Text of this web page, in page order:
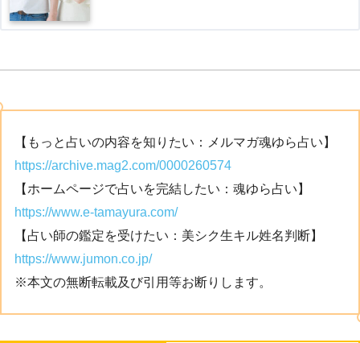
【もっと占いの内容を知りたい：メルマガ魂ゆら占い】
https://archive.mag2.com/0000260574
【ホームページで占いを完結したい：魂ゆら占い】
https://www.e-tamayura.com/
【占い師の鑑定を受けたい：美シク生キル姓名判断】
https://www.jumon.co.jp/
※本文の無断転載及び引用等お断りします。